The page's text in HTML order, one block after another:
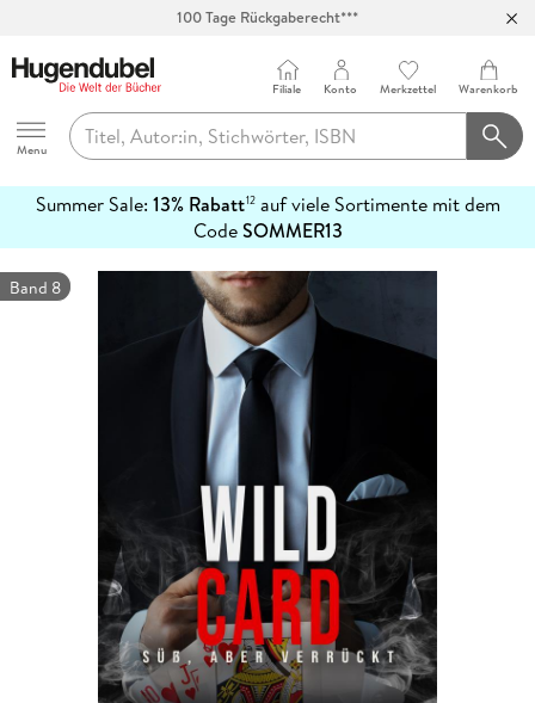
100 Tage Rückgaberecht***
Hugendubel
Menu
Filiale Konto Merkzettel Warenkorb
Summer Sale: 13% Rabatt12auf viele Sortimente mit dem
CodeSOMMER13
erfahren
Band 8